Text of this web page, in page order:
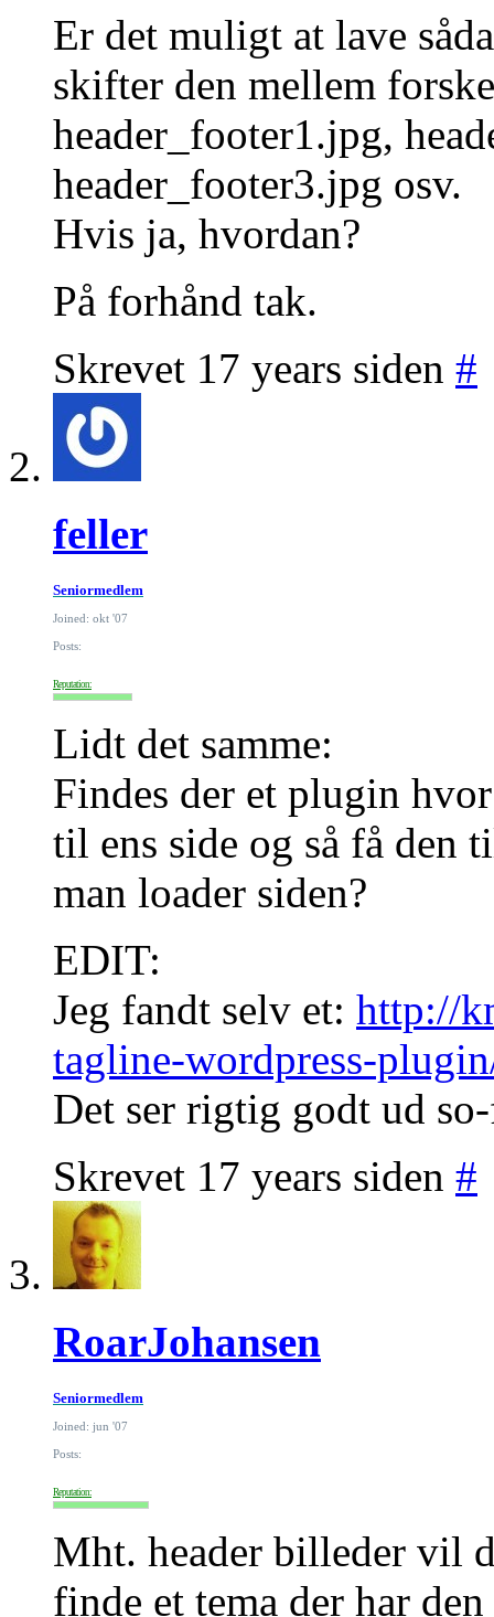
Er det muligt at lave
skifter den mellem
header_footer1.jpg,
header_footer3.jpg osv.
Hvis ja, hvordan?
På forhånd tak.
Skrevet 17 years siden #
feller
Seniormedlem
Joined: okt '07
Posts:
Reputation:
Lidt det samme:
Findes der et plugin
til ens side og så få den
man loader siden?
EDIT:
Jeg fandt selv et: http://
tagline-wordpress-
Det ser rigtig godt ud
Skrevet 17 years siden #
RoarJohansen
Seniormedlem
Joined: jun '07
Posts:
Reputation:
Mht. header billeder vil
finde et tema der har